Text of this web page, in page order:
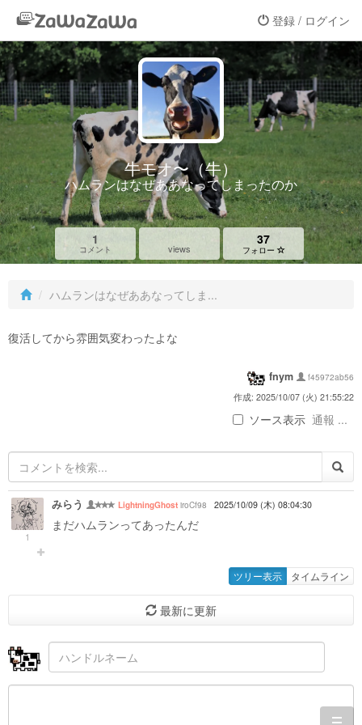
登録 / ログイン
牛モオ〜（牛）
ハムランはなぜああなってしまったのか
1
コメント views
37
フォロー
ハムランはなぜああなってしま...
復活してから雰囲気変わったよな
fnym
f45972ab56
作成: 2025/10/07 (火) 21:55:22
ソース表示 通報 ...
1
みらう LightningGhost iroCf98 2025/10/09 (木) 08:04:30
まだハムランってあったんだ
ツリー表示 タイムライン
最新に更新